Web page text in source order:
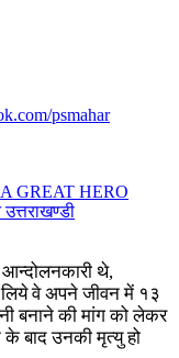
psmahar
GREAT HERO
आन्दोलनकारी थे,
लिये वे अपने जीवन में १३
बनाने की मांग को लेकर
उनकी मृत्यु हो